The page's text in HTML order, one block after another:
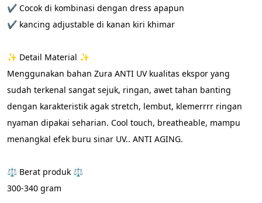
✔️ Cocok di kombinasi dengan dress apapun
✔️ kancing adjustable di kanan kiri khimar
✨ Detail Material ✨
Menggunakan bahan Zura ANTI UV kualitas ekspor yang
sudah terkenal sangat sejuk, ringan, awet tahan banting
dengan karakteristik agak stretch, lembut, klemerrrr ringan
nyaman dipakai seharian. Cool touch, breatheable, mampu
menangkal efek buru sinar UV.. ANTI AGING.
⚖️ Berat produk ⚖️
300-340 gram